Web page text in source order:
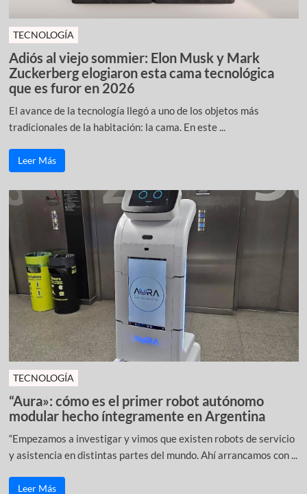
TECNOLOGÍA
Adiós al viejo sommier: Elon Musk y Mark
Zuckerberg elogiaron esta cama tecnológica
que es furor en 2026
El avance de la tecnología llegó a uno de los objetos más
tradicionales de la habitación: la cama. En este ...
Leer Más
TECNOLOGÍA
“Aura»: cómo es el primer robot autónomo
modular hecho íntegramente en Argentina
“Empezamos a investigar y vimos que existen robots de servicio
y asistencia en distintas partes del mundo. Ahí arrancamos con ...
Leer Más